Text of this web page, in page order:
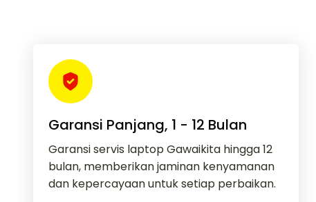
Garansi Panjang, 1 - 12 Bulan
Garansi servis laptop Gawaikita hingga 12
bulan, memberikan jaminan kenyamanan
dan kepercayaan untuk setiap perbaikan.